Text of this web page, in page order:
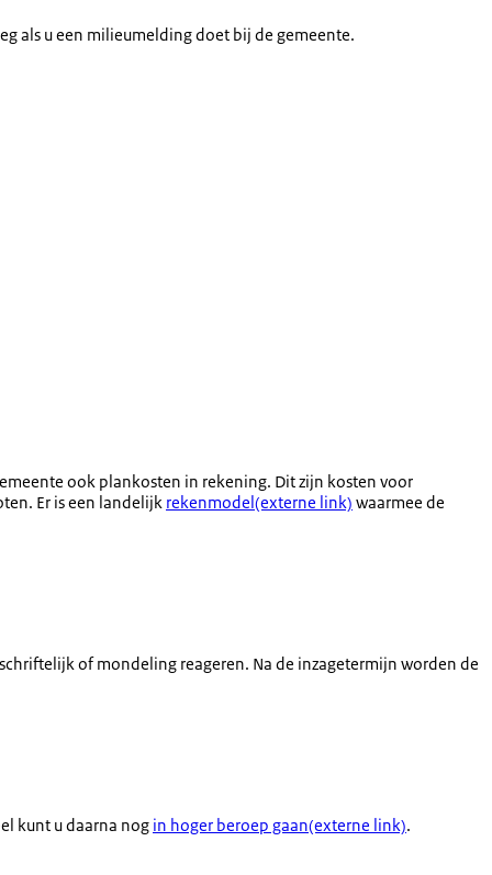
als u een milieumelding doet bij de gemeente.
ook plankosten in rekening. Dit zijn kosten voor
Er is een landelijk rekenmodel(externe link) waarmee de
of mondeling reageren. Na de inzagetermijn worden de
kunt u daarna nog in hoger beroep gaan(externe link).